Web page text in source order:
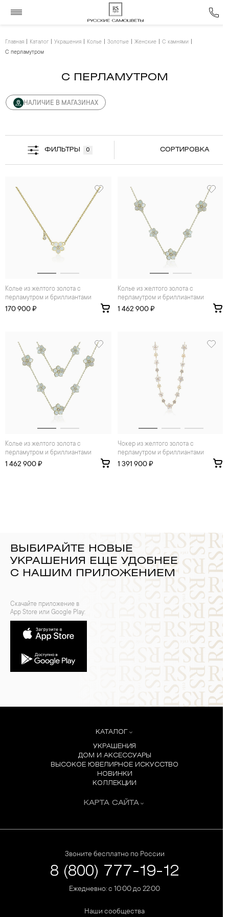
Главная Каталог Украшения Колье Золотые Женские
С камнями
С перламутром
С ПЕРЛАМУТРОМ
НАЛИЧИЕ В МАГАЗИНАХ
ФИЛЬТРЫ 0 СОРТИРОВКА
Колье из желтого золота с
перламутром и бриллиантами
170 900 ₽
Колье из желтого золота с
перламутром и бриллиантами
1 462 900 ₽
Колье из желтого золота с
перламутром и бриллиантами
1 462 900 ₽
Чокер из желтого золота с
перламутром и бриллиантами
1 391 900 ₽
ВЫБИРАЙТЕ НОВЫЕ
УКРАШЕНИЯ ЕЩЕ УДОБНЕЕ
С НАШИМ ПРИЛОЖЕНИЕМ
Скачайте приложение в
App Store или Google Play:
КАТАЛОГ
УКРАШЕНИЯ
ДОМ И АКСЕССУАРЫ
ВЫСОКОЕ ЮВЕЛИРНОЕ ИСКУССТВО
НОВИНКИ
КОЛЛЕКЦИИ
КАРТА САЙТА
Звоните бесплатно по России
8 (800) 777-19-12
Ежедневно: с 10:00 до 22:00
Наши сообщества